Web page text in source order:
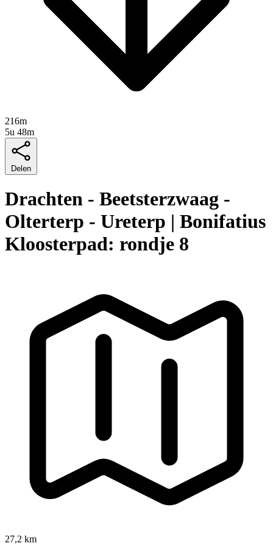
216m
5u 48m
Delen
Drachten - Beetsterzwaag -
Olterterp - Ureterp | Bonifatius
Kloosterpad: rondje 8
27,2 km